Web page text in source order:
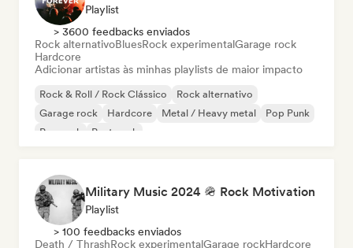
Playlist
> 3600 feedbacks enviados
Rock alternativoBluesRock experimentalGarage rock
Hardcore
Adicionar artistas às minhas playlists de maior impacto
Rock & Roll / Rock Clássico
Rock alternativo
Garage rock
Hardcore Metal / Heavy metal
Pop Punk
Pop rock
Post punk
Military Music 2024 🪖 Rock Motivation
Playlist
> 100 feedbacks enviados
Death / ThrashRock experimentalGarage rockHardcore